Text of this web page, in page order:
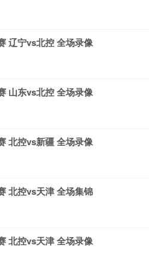
辽宁vs北控 全场录像
山东vs北控 全场录像
北控vs新疆 全场录像
北控vs天津 全场集锦
北控vs天津 全场录像